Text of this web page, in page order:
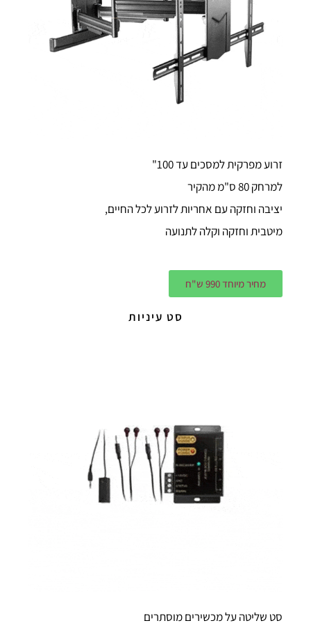
זרוע מפרקית למסכים עד 100"
למרחק 80 ס"מ מהקיר
יציבה וחזקה עם אחריות לזרוע לכל החיים,
מיטבית וחזקה וקלה לתנועה
מחיר מיוחד 990 ש"ח
סט עיניות
סט שליטה על מכשירים מוסתרים